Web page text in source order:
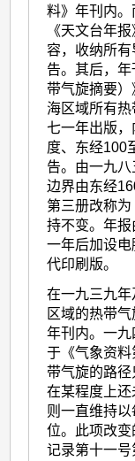
料》年刊内
《天文台年
容，收纳所
告。其后，
带气旋摘要
海区域所有
七一年出版
度、东经100
告。由一九
边界由东经
第三册改称
持不变。年报
一年后加设
代印刷版。
在一九三九
区域的热带
年刊内。一九
于《气象资
带气旋的路
在某程度上还
则一直维持
位。此项改
记录第十一号